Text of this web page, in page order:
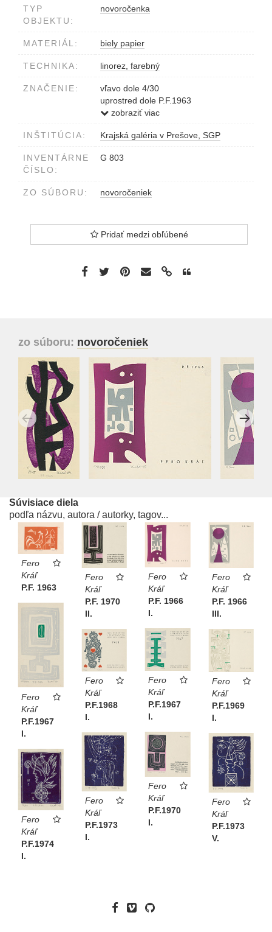
TYP
OBJEKTU:
novoročenka
MATERIÁL: biely papier
TECHNIKA: linorez, farebný
ZNAČENIE:
vľavo dole 4/30
uprostred dole P.F.1963
vpravo dole Kráľ 62
zobraziť viac
INŠTITÚCIA: Krajská galéria v Prešove, SGP
INVENTÁRNE
ČÍSLO:
G 803
ZO SÚBORU: novoročeniek
Pridať medzi obľúbené
zo súboru: novoročeniek
Súvisiace diela
podľa názvu, autora / autorky, tagov...
Fero
Kráľ
P.F. 1963
Fero
Kráľ
P.F. 1970
II.
Fero
Kráľ
P.F. 1966
I.
Fero
Kráľ
P.F. 1966
III.
Fero
Kráľ
P.F.1967
I.
Fero
Kráľ
P.F.1967
I.
Fero
Kráľ
P.F.1968
I.
Fero
Kráľ
P.F.1969
I.
Fero
Kráľ
P.F.1970
I.
Fero
Kráľ
P.F.1973
I.
Fero
Kráľ
P.F.1973
V.
Fero
Kráľ
P.F.1974
I.